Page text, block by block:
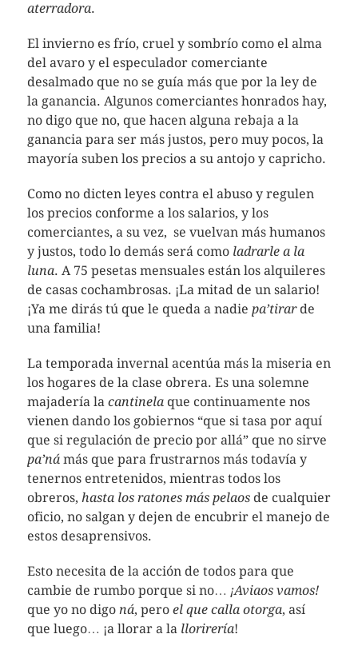
aterradora.
El invierno es frío, cruel y sombrío como el alma
del avaro y el especulador comerciante
desalmado que no se guía más que por la ley de
la ganancia. Algunos comerciantes honrados hay,
no digo que no, que hacen alguna rebaja a la
ganancia para ser más justos, pero muy pocos, la
mayoría suben los precios a su antojo y capricho.
Como no dicten leyes contra el abuso y regulen
los precios conforme a los salarios, y los
comerciantes, a su vez, se vuelvan más humanos
y justos, todo lo demás será como ladrarle a la
luna. A 75 pesetas mensuales están los alquileres
de casas cochambrosas. ¡La mitad de un salario!
¡Ya me dirás tú que le queda a nadie pa’tirarde
una familia!
La temporada invernal acentúa más la miseria en
los hogares de la clase obrera. Es una solemne
majadería la cantinelaque continuamente nos
vienen dando los gobiernos “que si tasa por aquí
que si regulación de precio por allá” que no sirve
pa’námás que para frustrarnos más todavía y
tenernos entretenidos, mientras todos los
obreros, hasta los ratones más pelaosde cualquier
oficio, no salgan y dejen de encubrir el manejo de
estos desaprensivos.
Esto necesita de la acción de todos para que
cambie de rumbo porque si no… ¡Aviaos vamos!
que yo no digo ná, pero el que calla otorga, así
que luego… ¡a llorar a la llorirería!